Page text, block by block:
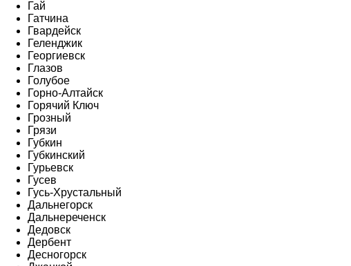
Гай
Гатчина
Гвардейск
Геленджик
Георгиевск
Глазов
Голубое
Горно-Алтайск
Горячий Ключ
Грозный
Грязи
Губкин
Губкинский
Гурьевск
Гусев
Гусь-Хрустальный
Дальнегорск
Дальнереченск
Дедовск
Дербент
Десногорск